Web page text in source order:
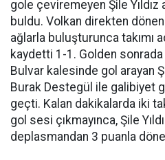
gole çeviremeyen Şile Yıldız
buldu. Volkan direkten
ağlarla buluşturunca takımı
kaydetti 1-1. Golden sonrada
Bulvar kalesinde gol arayan
Burak Destegül ile galibiyet
geçti. Kalan dakikalarda iki
gol sesi çıkmayınca, Şile
deplasmandan 3 puanla